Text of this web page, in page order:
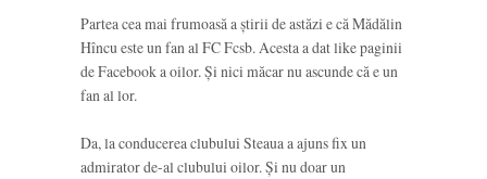
Partea cea mai frumoasă a știrii de astăzi e că Mădălin
Hîncu este un fan al FC Fcsb. Acesta a dat like paginii
de Facebook a oilor. Și nici măcar nu ascunde că e un
fan al lor.
Da, la conducerea clubului Steaua a ajuns fix un
admirator de-al clubului oilor. Și nu doar un